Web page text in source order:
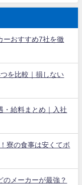
ーおすすめ7社を徹
を比較｜損しない
・給料まとめ｜入社
寮の食事は安くてボ
のメーカーが最強？